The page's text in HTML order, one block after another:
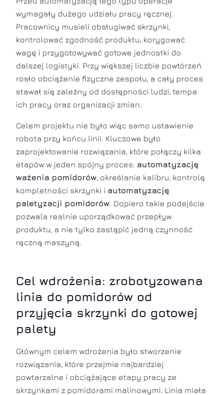
wymagały dużego udziału pracy ręcznej.
Pracownicy musieli obsługiwać skrzynki,
kontrolować zgodność produktu, korygować
wagę i przygotowywać gotowe jednostki do
dalszej logistyki. Przy większej liczbie powtórzeń
rosło obciążenie fizyczne zespołu, a cały proces
stawał się zależny od dostępności ludzi, tempa
ich pracy oraz organizacji zmian.
Celem projektu nie było więc samo ustawienie
robota przy końcu linii. Kluczowe było
zaprojektowanie rozwiązania, które połączy kilka
etapów w jeden spójny proces: automatyzację
ważenia pomidorów, określanie kalibru, kontrolę
kompletności skrzynki i automatyzację
paletyzacji pomidorów. Dopiero takie podejście
pozwala realnie uporządkować przepływ
produktu, a nie tylko zastąpić jedną czynność
ręczną maszyną.
Cel wdrożenia: zrobotyzowana
linia do pomidorów od
przyjęcia skrzynki do gotowej
palety
Głównym celem wdrożenia było stworzenie
rozwiązania, które przejmie najbardziej
powtarzalne i obciążające etapy pracy ze
skrzynkami z pomidorami malinowymi. Linia miała